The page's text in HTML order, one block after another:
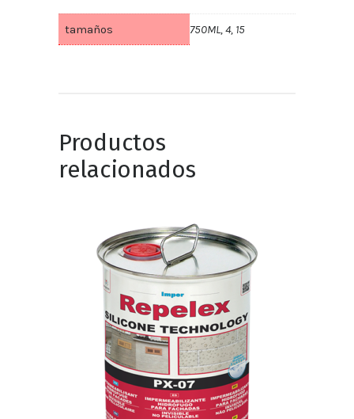
tamaños 750ML, 4, 15
Productos
relacionados